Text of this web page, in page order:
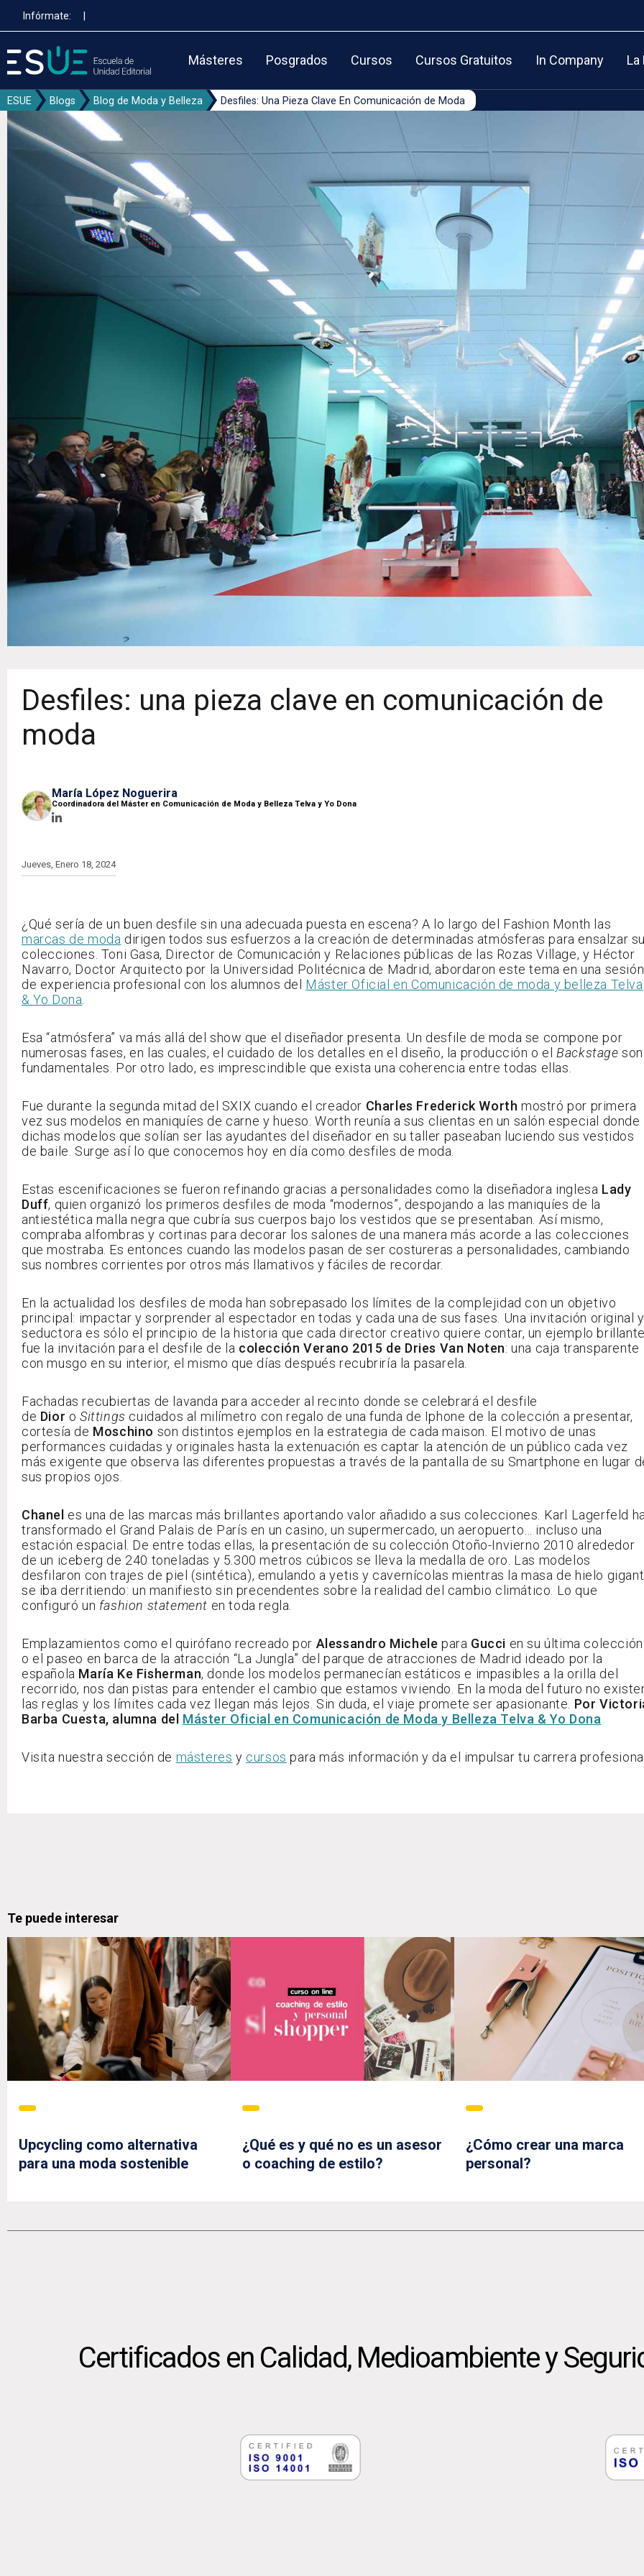
contenido
principal
Infórmate: |
Másteres Posgrados Cursos Cursos Gratuitos In Company La
ESUE Blogs Blog de Moda y Belleza Desfiles: Una Pieza Clave En Comunicación de Moda
Desfiles: una pieza clave en comunicación de
moda
María López Noguerira
Coordinadora del Máster en Comunicación de Moda y Belleza Telva y Yo Dona
Jueves, Enero 18, 2024
¿Qué sería de un buen desfile sin una adecuada puesta en escena? A lo largo del Fashion Month las
marcas de moda dirigen todos sus esfuerzos a la creación de determinadas atmósferas para ensalzar
colecciones. Toni Gasa, Director de Comunicación y Relaciones públicas de las Rozas Village, y Héctor
Navarro, Doctor Arquitecto por la Universidad Politécnica de Madrid, abordaron este tema en una sesión
de experiencia profesional con los alumnos del Máster Oficial en Comunicación de moda y belleza Telva
& Yo Dona
Esa “atmósfera” va más allá del show que el diseñador presenta. Un desfile de moda se compone por
numerosas fases, en las cuales, el cuidado de los detalles en el diseño, la producción o el Backstage son
fundamentales. Por otro lado, es imprescindible que exista una coherencia entre todas ellas.
Fue durante la segunda mitad del SXIX cuando el creador Charles Frederick Worth mostró por primera
vez sus modelos en maniquíes de carne y hueso. Worth reunía a sus clientas en un salón especial donde
dichas modelos que solían ser las ayudantes del diseñador en su taller paseaban luciendo sus vestidos
de baile. Surge así lo que conocemos hoy en día como desfiles de moda.
Estas escenificaciones se fueron refinando gracias a personalidades como la diseñadora inglesa Lady
Duff, quien organizó los primeros desfiles de moda “modernos”, despojando a las maniquíes de la
antiestética malla negra que cubría sus cuerpos bajo los vestidos que se presentaban. Así mismo,
compraba alfombras y cortinas para decorar los salones de una manera más acorde a las colecciones
que mostraba. Es entonces cuando las modelos pasan de ser costureras a personalidades, cambiando
sus nombres corrientes por otros más llamativos y fáciles de recordar.
En la actualidad los desfiles de moda han sobrepasado los límites de la complejidad con un objetivo
principal: impactar y sorprender al espectador en todas y cada una de sus fases. Una invitación original y
seductora es sólo el principio de la historia que cada director creativo quiere contar, un ejemplo brillante
fue la invitación para el desfile de la colección Verano 2015 de Dries Van Noten: una caja transparente
con musgo en su interior, el mismo que días después recubriría la pasarela.
Fachadas recubiertas de lavanda para acceder al recinto donde se celebrará el desfile
de Dior oSittings cuidados al milímetro con regalo de una funda de Iphone de la colección a presentar,
cortesía de Moschino son distintos ejemplos en la estrategia de cada maison. El motivo de unas
performances cuidadas y originales hasta la extenuación es captar la atención de un público cada vez
más exigente que observa las diferentes propuestas a través de la pantalla de su Smartphone en lugar
sus propios ojos.
Chanel es una de las marcas más brillantes aportando valor añadido a sus colecciones. Karl Lagerfeld ha
transformado el Grand Palais de París en un casino, un supermercado, un aeropuerto… incluso una
estación espacial. De entre todas ellas, la presentación de su colección Otoño-Invierno 2010 alrededor
de un iceberg de 240 toneladas y 5.300 metros cúbicos se lleva la medalla de oro. Las modelos
desfilaron con trajes de piel (sintética), emulando a yetis y cavernícolas mientras la masa de hielo
se iba derritiendo: un manifiesto sin precendentes sobre la realidad del cambio climático. Lo que
configuró un fashion statement en toda regla.
Emplazamientos como el quirófano recreado por Alessandro Michele para Gucci en su última colección
o el paseo en barca de la atracción “La Jungla” del parque de atracciones de Madrid ideado por la
española María Ke Fisherman, donde los modelos permanecían estáticos e impasibles a la orilla del
recorrido, nos dan pistas para entender el cambio que estamos viviendo. En la moda del futuro no
las reglas y los límites cada vez llegan más lejos. Sin duda, el viaje promete ser apasionante. Por
Barba Cuesta, alumna del Máster Oficial en Comunicación de Moda y Belleza Telva & Yo Dona
Visita nuestra sección de másteres y cursos para más información y da el impulsar tu carrera
Te puede interesar
Upcycling como alternativa
para una moda sostenible
¿Qué es y qué no es un asesor
o coaching de estilo?
¿Cómo crear una marca
personal?
Certificados en Calidad, Medioambiente y